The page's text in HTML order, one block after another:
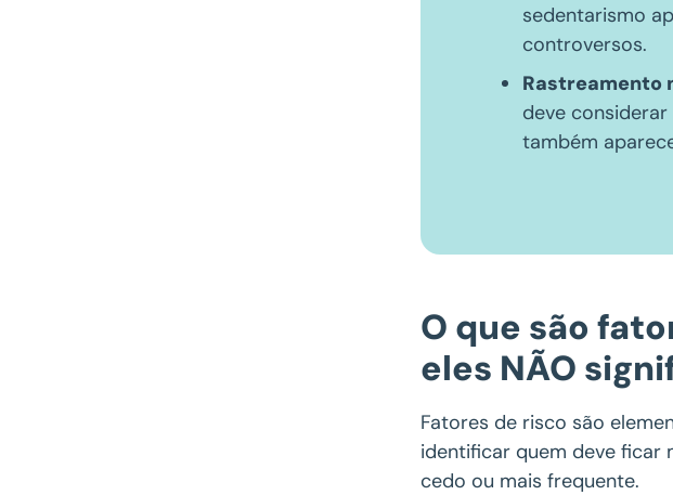
sedentarismo
controversos.
Rastreamento
deve
também
O que são
eles NÃO
Fatores de risco são
identificar quem deve ficar
cedo ou mais frequente.